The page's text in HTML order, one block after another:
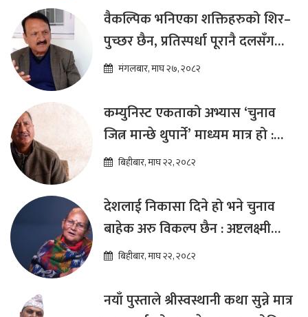
वैकल्पिक भनिएका शक्तिहरुको शिर–
पुच्छर छैन, प्रतिस्पर्धा पूरानै दलसँग
हुन्छ : डा.प्रकाश शरण महत
मंगलबार, माघ २७, २०८२
कम्युनिस्ट एकताको अभ्यास ‘चुनाव
जित्न मान्छे थुपार्ने’ माध्यम मात्र हो :
विप्लव
बिहीबार, माघ २२, २०८२
देशलाई निकासा दिने हो भने चुनाव
बाहेक अरु विकल्प छैन : अष्टलक्ष्मी
शाक्यबिहीबार, माघ २२, २०८२
नयाँ पुस्ताले श्रीस्वस्थानी कथा सुन्ने मात्र